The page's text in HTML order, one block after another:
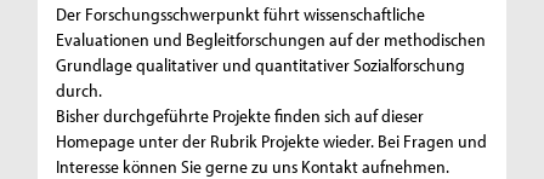
Der Forschungsschwerpunkt führt wissenschaftliche
Evaluationen und Begleitforschungen auf der methodischen
Grundlage qualitativer und quantitativer Sozialforschung
durch.
Bisher durchgeführte Projekte finden sich auf dieser
Homepage unter der Rubrik Projekte wieder. Bei Fragen und
Interesse können Sie gerne zu uns Kontakt aufnehmen.